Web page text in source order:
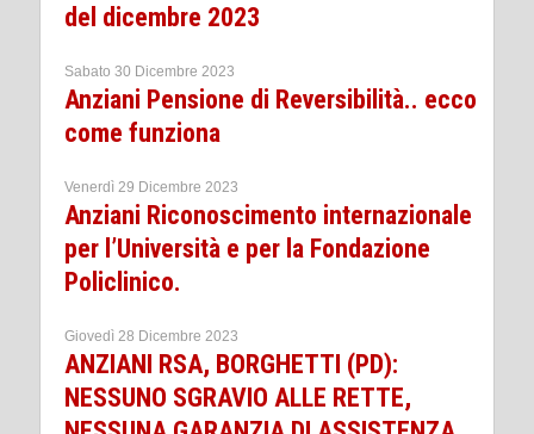
del dicembre 2023
Sabato 30 Dicembre 2023
Anziani Pensione di Reversibilità.. ecco
come funziona
Venerdì 29 Dicembre 2023
Anziani Riconoscimento internazionale
per l’Università e per la Fondazione
Policlinico.
Giovedì 28 Dicembre 2023
ANZIANI RSA, BORGHETTI (PD):
NESSUNO SGRAVIO ALLE RETTE,